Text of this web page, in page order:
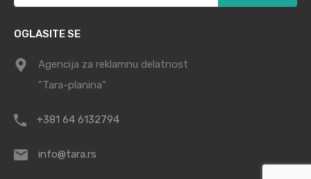
OGLASITE SE
Agencija za reklamnu delatnost
"Tara-planina"
+381 64 6132794
info@tara.rs